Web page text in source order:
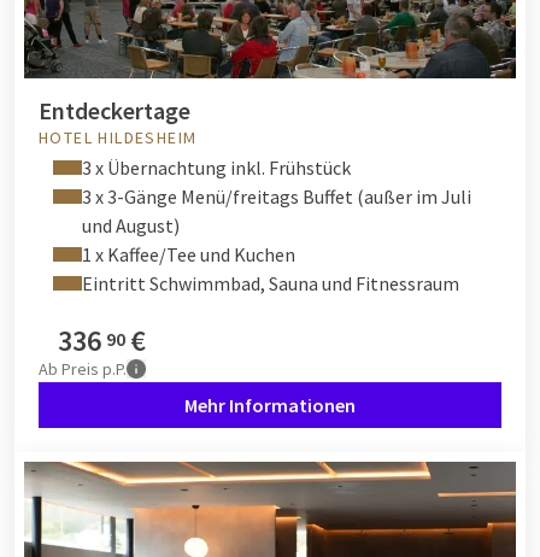
Entdeckertage
HOTEL HILDESHEIM
3 x Übernachtung inkl. Frühstück
3 x 3-Gänge Menü/freitags Buffet (außer im Juli
und August)
1 x Kaffee/Tee und Kuchen
Eintritt Schwimmbad, Sauna und Fitnessraum
336 90 €
Ab Preis p.P.
Mehr Informationen